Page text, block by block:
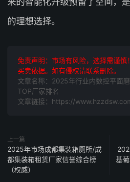
的理想选择。
免责声明：市场有风险，选择需谨慎
买卖依据。如有侵权请联系删除。
文章名称：2025年行业内数控平面
TOP厂家排名
文章链接：https://
上一篇
2025年市场成都集装箱厕所/成
都集装箱租赁厂家信誉综合榜
（权威）
基